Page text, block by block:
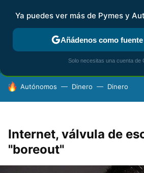
FISCALIDAD Y CONTABILIDAD KIT
HOY SE HABLA DE
Autónomos Dinero Dinero
Internet, válvula de
"boreout"
Ya puedes ver más de Pymes y
Añádenos como
Solo necesitas una cuenta de